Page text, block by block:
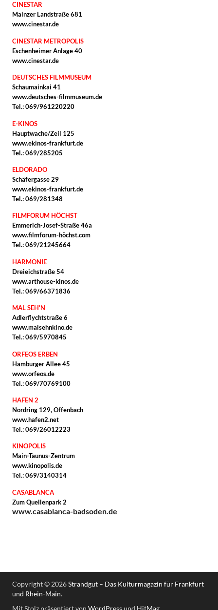
CINESTAR
Mainzer Landstraße 681
www.cinestar.de
CINESTAR METROPOLIS
Eschenheimer Anlage 40
www.cinestar.de
DEUTSCHES FILMMUSEUM
Schaumainkai 41
www.deutsches-filmmuseum.de
Tel.: 069/961220220
E-KINOS
Hauptwache/Zeil 125
www.ekinos-frankfurt.de
Tel.: 069/285205
ELDORADO
Schäfergasse 29
www.ekinos-frankfurt.de
Tel.: 069/281348
FILMFORUM HÖCHST
Emmerich-Josef-Straße 46a
www.filmforum-höchst.com
Tel.: 069/21245664
HARMONIE
Dreieichstraße 54
www.arthouse-kinos.de
Tel.: 069/66371836
MAL SEH'N
Adlerflychtstraße 6
www.malsehnkino.de
Tel.: 069/5970845
ORFEOS ERBEN
Hamburger Allee 45
www.orfeos.de
Tel.: 069/70769100
HAFEN 2
Nordring 129, Offenbach
www.hafen2.net
Tel.: 069/26012223
KINOPOLIS
Main-Taunus-Zentrum
www.kinopolis.de
Tel.: 069/3140314
CASABLANCA
Zum Quellenpark 2
www.casablanca-badsoden.de
Copyright © 2026Strandgut – Das Kulturmagazin für Frankfurt
und Rhein-Main.